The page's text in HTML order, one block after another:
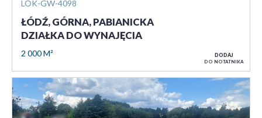
LOK-GW-4098
ŁÓDŹ, GÓRNA, PABIANICKA
DZIAŁKA DO WYNAJĘCIA
2 000 M² DODAJ
DO NOTATNIKA